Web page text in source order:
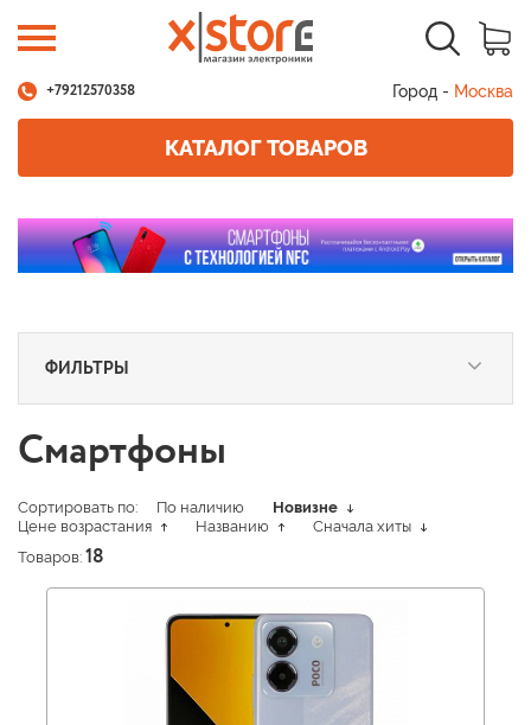
+79212570358 Город - Москва
КАТАЛОГ ТОВАРОВ
ФИЛЬТРЫ
Смартфоны
Сортировать по: По наличию
Новизне
Цене возрастания
Названию
Сначала хиты
Товаров: 18